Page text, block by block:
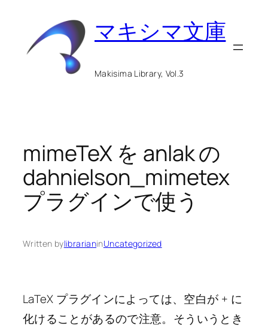
マキシマ文庫
Makisima Library, Vol.3
mimeTeX を anlak の
dahnielson_mimetex
プラグインで使う
Written bylibrarianinUncategorized
LaTeX プラグインによっては、空白が + に
化けることがあるので注意。そういうとき